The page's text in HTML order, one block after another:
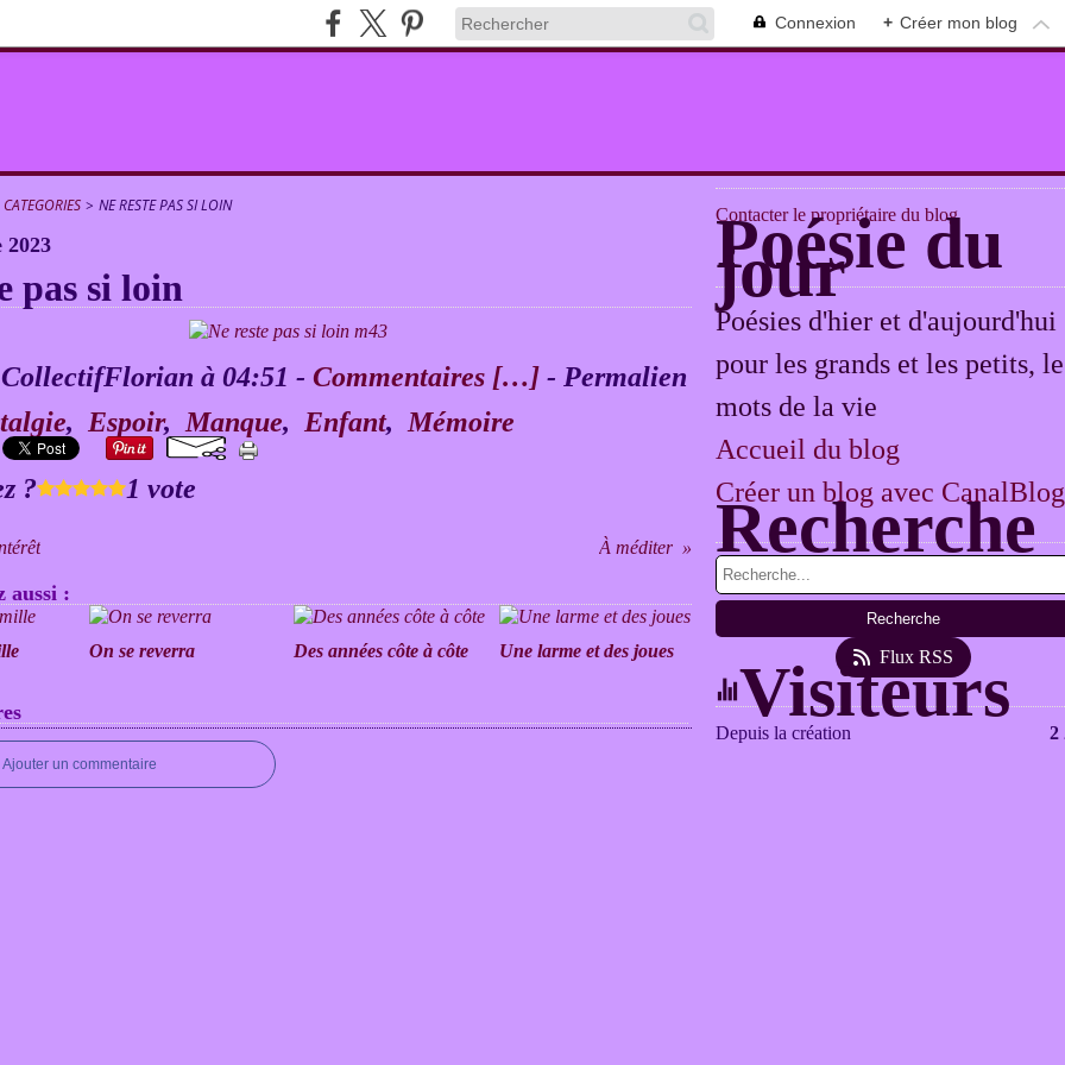
Connexion + Créer mon blog
CATEGORIES > NE RESTE PAS SI LOIN
2023
pas si loin
CollectifFlorian à 04:51 - Commentaires […] - Permalien
, Espoir, Manque, Enfant, Mémoire
? 1 vote
À méditer
aussi :
On se reverra Des années côte à côte Une larme et des joues
Ajouter un commentaire
Contacter le propriétaire du blog
Poésie du
jour
Poésies d'hier et d'aujourd'hui
pour les grands et les petits,
mots de la vie
Accueil du blog
Créer un blog avec CanalBlog
Recherche
Flux RSS
Visiteurs
Depuis la création 2